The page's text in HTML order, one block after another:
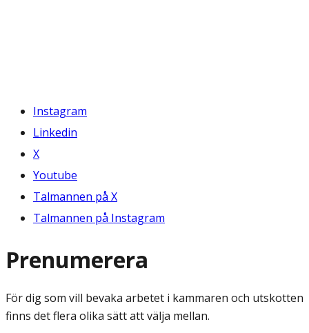
Instagram
Linkedin
X
Youtube
Talmannen på X
Talmannen på Instagram
Prenumerera
För dig som vill bevaka arbetet i kammaren och utskotten
finns det flera olika sätt att välja mellan.